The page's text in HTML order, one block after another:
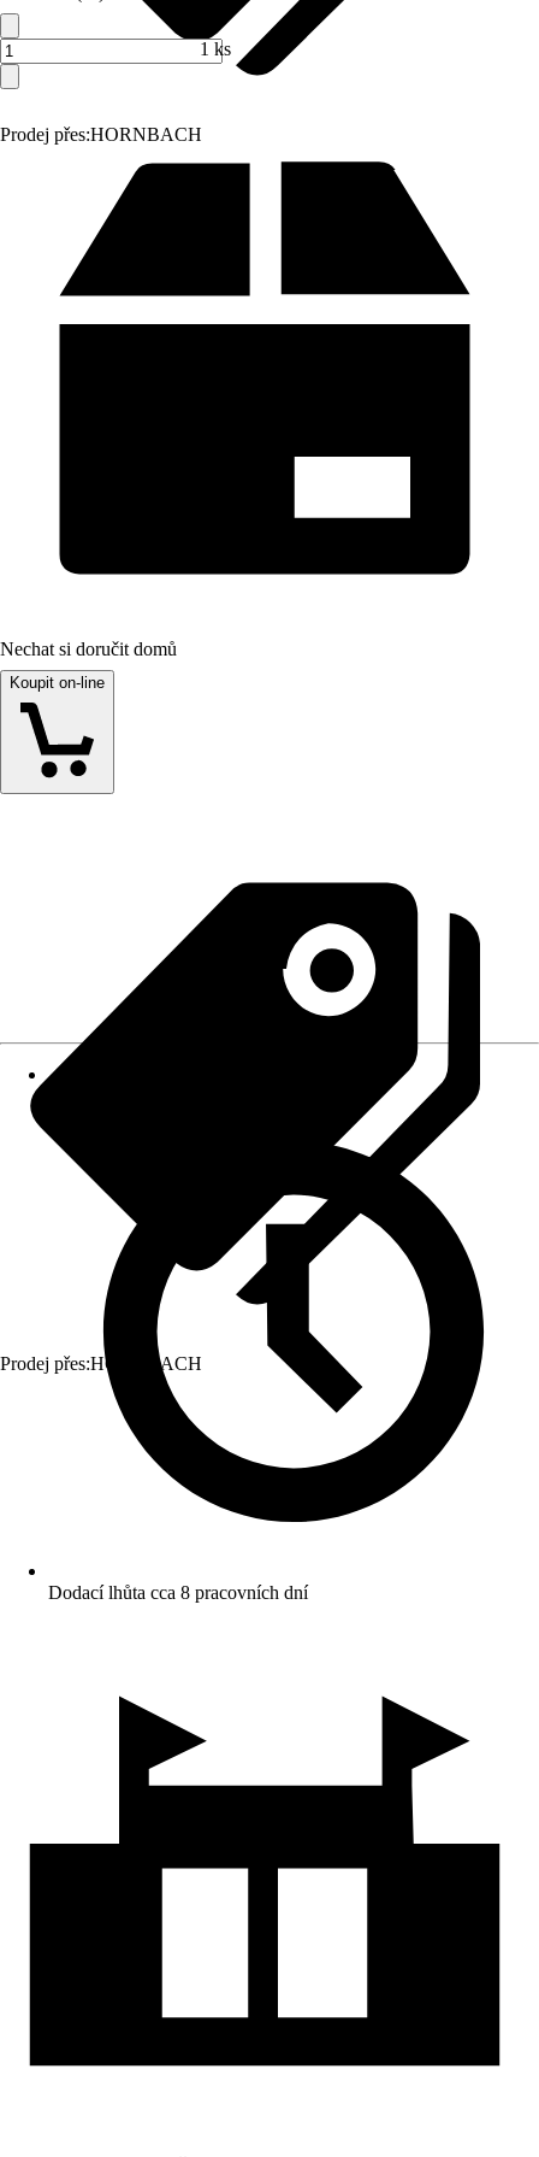
Prodej přes:HORNBACH
1 ks
Nechat si doručit domů
Koupit on-line
Prodej přes:HORNBACH
Dodací lhůta cca 8 pracovních dní